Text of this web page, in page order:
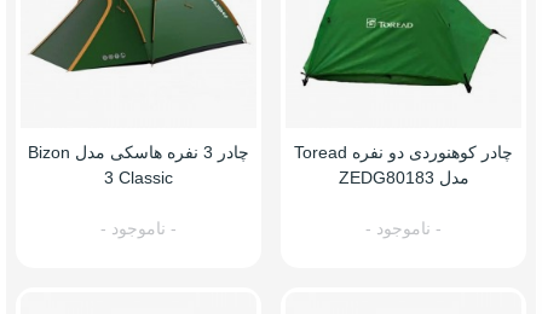
چادر کوهنوردی دو نفره Toread
مدل ZEDG80183
- ناموجود -
چادر 3 نفره هاسکی مدل Bizon
3 Classic
- ناموجود -